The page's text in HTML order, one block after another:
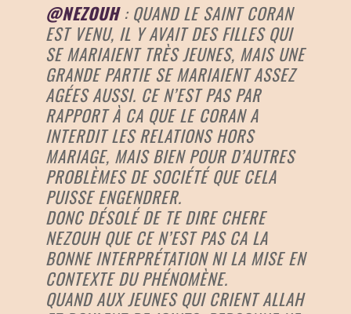
@NEZOUH: QUAND LE SAINT CORAN
EST VENU, IL Y AVAIT DES FILLES QUI
SE MARIAIENT TRÈS JEUNES, MAIS UNE
GRANDE PARTIE SE MARIAIENT ASSEZ
AGÉES AUSSI. CE N’EST PAS PAR
RAPPORT À CA QUE LE CORAN A
INTERDIT LES RELATIONS HORS
MARIAGE, MAIS BIEN POUR D’AUTRES
PROBLÈMES DE SOCIÉTÉ QUE CELA
PUISSE ENGENDRER.
DONC DÉSOLÉ DE TE DIRE CHERE
NEZOUH QUE CE N’EST PAS CA LA
BONNE INTERPRÉTATION NI LA MISE EN
CONTEXTE DU PHÉNOMÈNE.
QUAND AUX JEUNES QUI CRIENT ALLAH